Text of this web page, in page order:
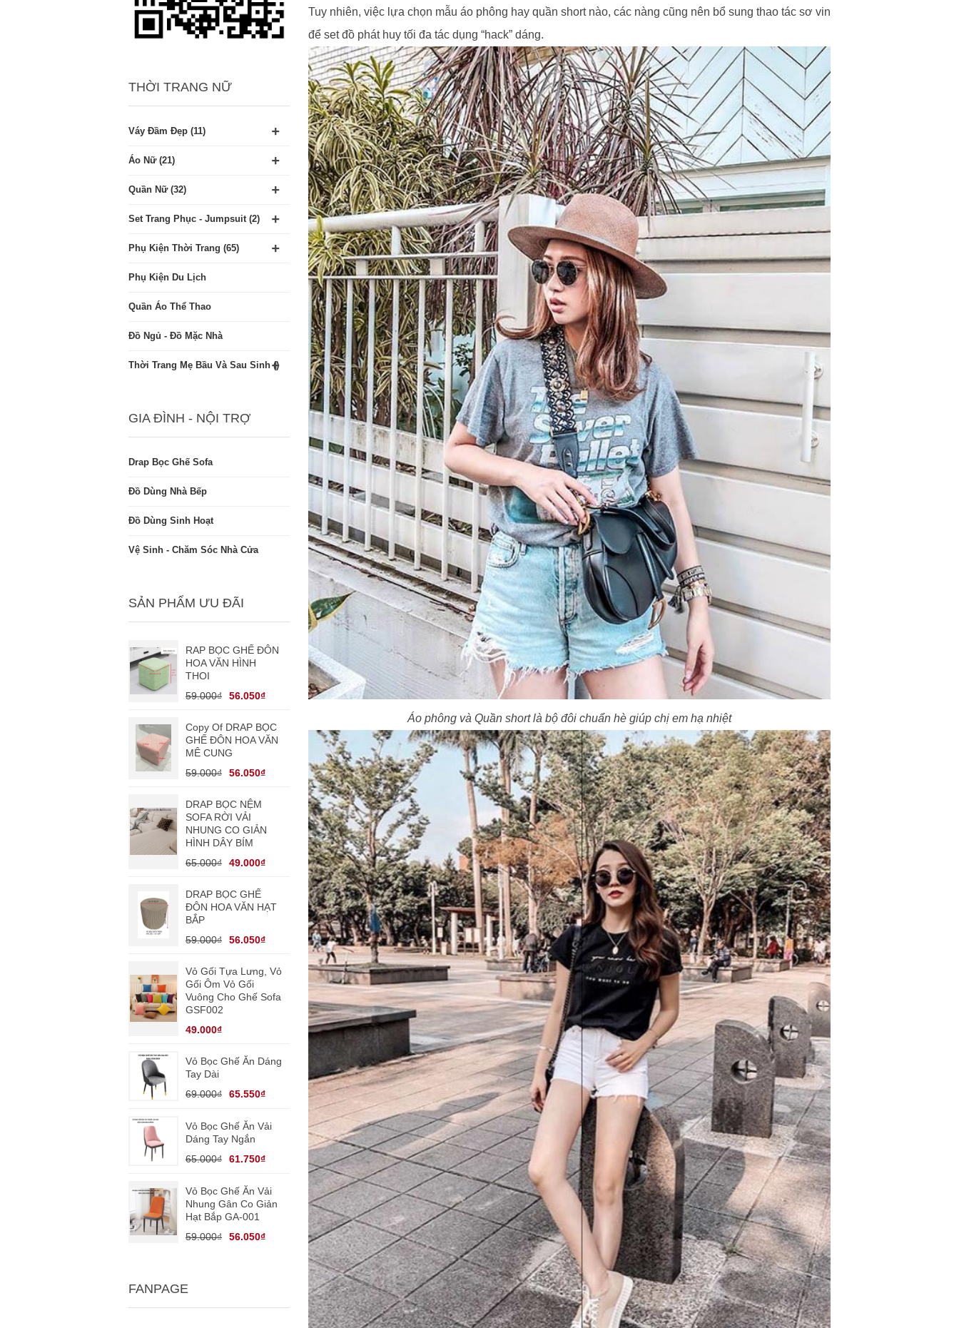
Tuy nhiên, việc lựa chọn mẫu áo phông hay quần short nào, các nàng cũng nên bổ sung thao tác sơ vin
để set đồ phát huy tối đa tác dụng “hack” dáng.
Áo phông và Quần short là bộ đôi chuẩn hè giúp chị em hạ nhiệt
THỜI TRANG NỮ
Váy Đầm Đẹp (11) +
Áo Nữ (21) +
Quần Nữ (32) +
Set Trang Phục - Jumpsuit (2) +
Phụ Kiện Thời Trang (65) +
Phụ Kiện Du Lịch
Quần Áo Thể Thao
Đồ Ngủ - Đồ Mặc Nhà
Thời Trang Mẹ Bầu Và Sau Sinh ()
+
GIA ĐÌNH - NỘI TRỢ
Drap Bọc Ghế Sofa
Đồ Dùng Nhà Bếp
Đồ Dùng Sinh Hoạt
Vệ Sinh - Chăm Sóc Nhà Cửa
SẢN PHẨM ƯU ĐÃI
RAP BỌC GHẾ ĐÔN
HOA VĂN HÌNH
THOI
59.000₫
56.050₫
Copy Of DRAP BỌC
GHẾ ĐÔN HOA VĂN
MÊ CUNG
59.000₫
56.050₫
DRAP BỌC NỆM
SOFA RỜI VẢI
NHUNG CO GIẢN
HÌNH DÂY BÍM
65.000₫
49.000₫
DRAP BỌC GHẾ
ĐÔN HOA VĂN HẠT
BẮP
59.000₫
56.050₫
Vỏ Gối Tựa Lưng, Vỏ
Gối Ôm Vỏ Gối
Vuông Cho Ghế Sofa
GSF002
49.000₫
Vỏ Bọc Ghế Ăn Dáng
Tay Dài
69.000₫
65.550₫
Vỏ Bọc Ghế Ăn Vải
Dáng Tay Ngắn
65.000₫
61.750₫
Vỏ Bọc Ghế Ăn Vải
Nhung Gân Co Giản
Hạt Bắp GA-001
59.000₫
56.050₫
FANPAGE